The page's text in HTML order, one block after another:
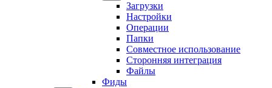
Загрузки
Настройки
Операции
Папки
Совместное использование
Сторонняя интеграция
Файлы
Фиды